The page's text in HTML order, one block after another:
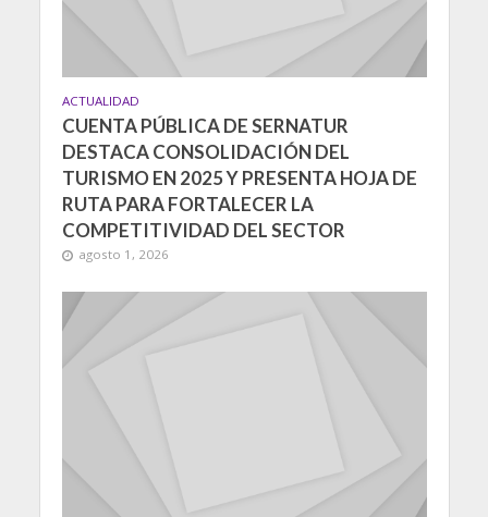
ACTUALIDAD
CUENTA PÚBLICA DE SERNATUR
DESTACA CONSOLIDACIÓN DEL
TURISMO EN 2025 Y PRESENTA HOJA DE
RUTA PARA FORTALECER LA
COMPETITIVIDAD DEL SECTOR
agosto 1, 2026